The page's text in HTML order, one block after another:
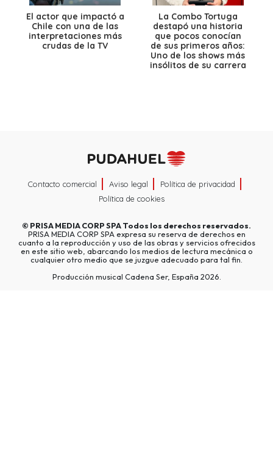
El actor que impactó a
Chile con una de las
interpretaciones más
crudas de la TV
La Combo Tortuga
destapó una historia
que pocos conocían
de sus primeros años:
Uno de los shows más
insólitos de su carrera
Contacto comercial Aviso legal
Política de privacidad
Política de cookies
© PRISA MEDIA CORP SPATodos los derechos reservados.
PRISA MEDIA CORP SPA expresa su reserva de derechos en
cuanto a la reproducción y uso de las obras y servicios ofrecidos
en este sitio web, abarcando los medios de lectura mecánica o
cualquier otro medio que se juzgue adecuado para tal fin.
Producción musical Cadena Ser, España 2026.